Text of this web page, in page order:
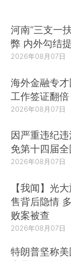
河南“三支一
弊 内外勾结
2026年08月07日
海外金融专
工作签证翻倍
2026年08月07日
因严重违纪
免第十四届
2026年08月07日
【我闻】光
售背后隐情
败案被查
2026年08月07日
特朗普坚称